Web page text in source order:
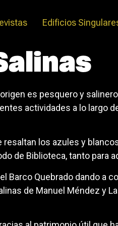
Edificios
es pesquero y
actividades a lo largo
los azules y
de Biblioteca, tanto para
Barco Quebrado dando a
de Manuel Méndez y